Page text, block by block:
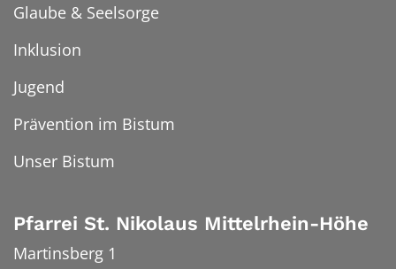
Glaube & Seelsorge
Inklusion
Jugend
Prävention im Bistum
Unser Bistum
Pfarrei St. Nikolaus Mittelrhein-Höhe
Martinsberg 1